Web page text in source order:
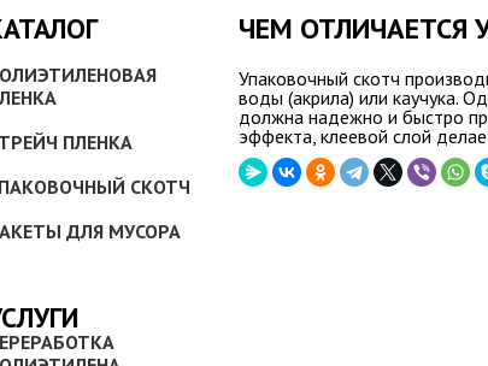
ПЛЕНКА
СКОТЧ
ДЛЯ МУСОРА
ЧЕМ ОТЛИЧАЕТСЯ
Упаковочный скотч
воды (акрила) или каучука.
должна надежно и быстро
эффекта, клеевой слой